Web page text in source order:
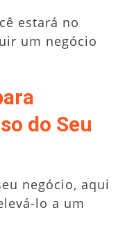
estará no
um negócio
do Seu
negócio, aqui
lo a um